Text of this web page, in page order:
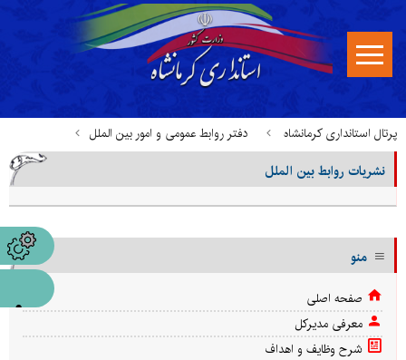
پرتال استانداری کرمانشاه دفتر روابط عمومی و امور بین الملل
قوانین، بخشنامه ها و مستندات
نشریات روابط بین الملل
منو
صفحه اصلی
معرفی مدیرکل
شرح وظایف و اهداف